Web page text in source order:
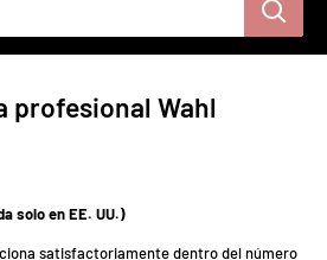
profesional Wahl
solo en EE. UU.)
satisfactoriamente dentro del número